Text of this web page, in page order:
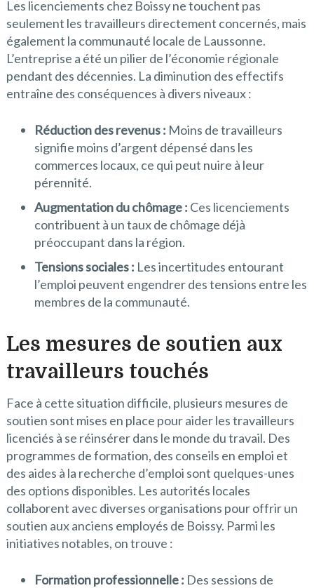
Les licenciements chez Boissy ne touchent pas
seulement les travailleurs directement concernés, mais
également la communauté locale de Laussonne.
L’entreprise a été un pilier de l’économie régionale
pendant des décennies. La diminution des effectifs
entraîne des conséquences à divers niveaux :
Réduction des revenus : Moins de travailleurs
signifie moins d’argent dépensé dans les
commerces locaux, ce qui peut nuire à leur
pérennité.
Augmentation du chômage : Ces licenciements
contribuent à un taux de chômage déjà
préoccupant dans la région.
Tensions sociales : Les incertitudes entourant
l’emploi peuvent engendrer des tensions entre les
membres de la communauté.
Les mesures de soutien aux
travailleurs touchés
Face à cette situation difficile, plusieurs mesures de
soutien sont mises en place pour aider les travailleurs
licenciés à se réinsérer dans le monde du travail. Des
programmes de formation, des conseils en emploi et
des aides à la recherche d’emploi sont quelques-unes
des options disponibles. Les autorités locales
collaborent avec diverses organisations pour offrir un
soutien aux anciens employés de Boissy. Parmi les
initiatives notables, on trouve :
Formation professionnelle : Des sessions de